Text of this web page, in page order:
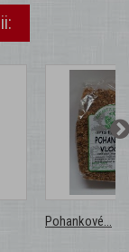
Pohankové...